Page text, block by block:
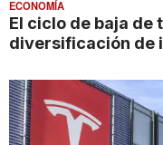
ECONOMÍA
El ciclo de baja de
diversificación de